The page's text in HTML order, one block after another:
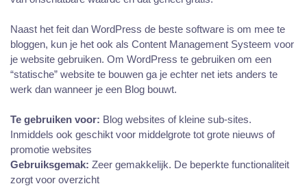
Naast het feit dan WordPress de beste software is om mee te
bloggen, kun je het ook als Content Management Systeem voor
je website gebruiken. Om WordPress te gebruiken om een
“statische” website te bouwen ga je echter net iets anders te
werk dan wanneer je een Blog bouwt.
Te gebruiken voor: Blog websites of kleine sub-sites.
Inmiddels ook geschikt voor middelgrote tot grote nieuws of
promotie websites
Gebruiksgemak: Zeer gemakkelijk. De beperkte functionaliteit
zorgt voor overzicht